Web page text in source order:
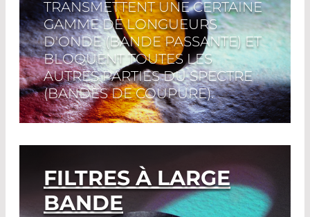
TRANSMETTENT UNE CERTAINE
GAMME DE LONGUEURS
D'ONDE (BANDE PASSANTE) ET
BLOQUENT TOUTES LES
AUTRES PARTIES DU SPECTRE
(BANDES DE COUPURE).
Read More
FILTRES À LARGE
BANDE